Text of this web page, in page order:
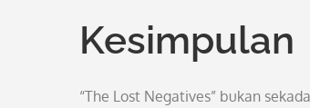
Kesimpulan
“The Lost Negatives” bukan